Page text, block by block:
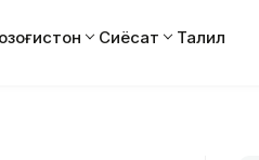
Сиёсат Таҳлил